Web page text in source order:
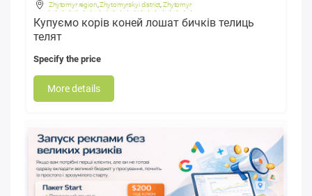
Zhytomyr region,Zhytomyrskyi district,Zhytomyr
Купуємо корів коней лошат бичків телиць
телят
Specify the price
More details